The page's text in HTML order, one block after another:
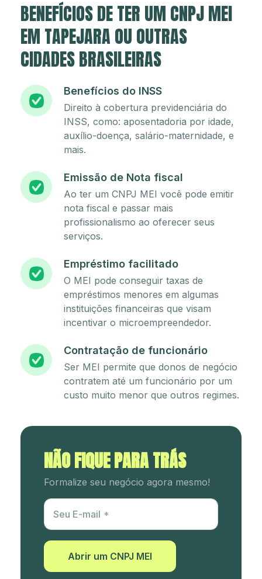
BENEFÍCIOS DE TER UM CNPJ MEI
EM TAPEJARA OU OUTRAS
CIDADES BRASILEIRAS
Benefícios do INSS
Direito à cobertura previdenciária do
INSS, como: aposentadoria por idade,
auxílio-doença, salário-maternidade, e
mais.
Emissão de Nota fiscal
Ao ter um CNPJ MEI você pode emitir
nota fiscal e passar mais
profissionalismo ao oferecer seus
serviços.
Empréstimo facilitado
O MEI pode conseguir taxas de
empréstimos menores em algumas
instituições financeiras que visam
incentivar o microempreendedor.
Contratação de funcionário
Ser MEI permite que donos de negócio
contratem até um funcionário por um
custo muito menor que outros regimes.
NÃO FIQUE PARA TRÁS
Formalize seu negócio agora mesmo!
Utm Content
Seu E-mail
Abrir um CNPJ MEI